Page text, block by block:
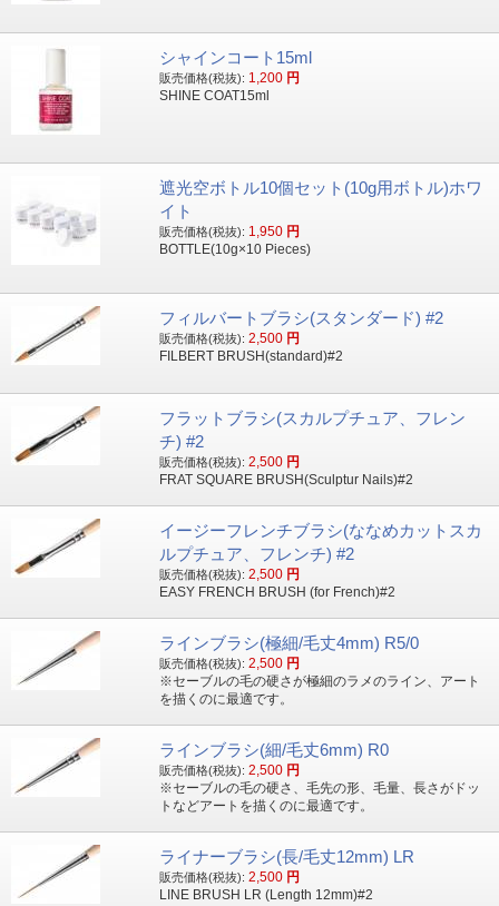
シャインコート15ml
販売価格(税抜): 1,200 円
SHINE COAT15ml
遮光空ボトル10個セット(10g用ボトル)ホワ
イト
販売価格(税抜): 1,950 円
BOTTLE(10g×10 Pieces)
フィルバートブラシ(スタンダード) #2
販売価格(税抜): 2,500 円
FILBERT BRUSH(standard)#2
フラットブラシ(スカルプチュア、フレン
チ) #2
販売価格(税抜): 2,500 円
FRAT SQUARE BRUSH(Sculptur Nails)#2
イージーフレンチブラシ(ななめカットスカ
ルプチュア、フレンチ) #2
販売価格(税抜): 2,500 円
EASY FRENCH BRUSH (for French)#2
ラインブラシ(極細/毛丈4mm) R5/0
販売価格(税抜): 2,500 円
※セーブルの毛の硬さが極細のラメのライン、アート
を描くのに最適です。
ラインブラシ(細/毛丈6mm) R0
販売価格(税抜): 2,500 円
※セーブルの毛の硬さ、毛先の形、毛量、長さがドッ
トなどアートを描くのに最適です。
ライナーブラシ(長/毛丈12mm) LR
販売価格(税抜): 2,500 円
LINE BRUSH LR (Length 12mm)#2